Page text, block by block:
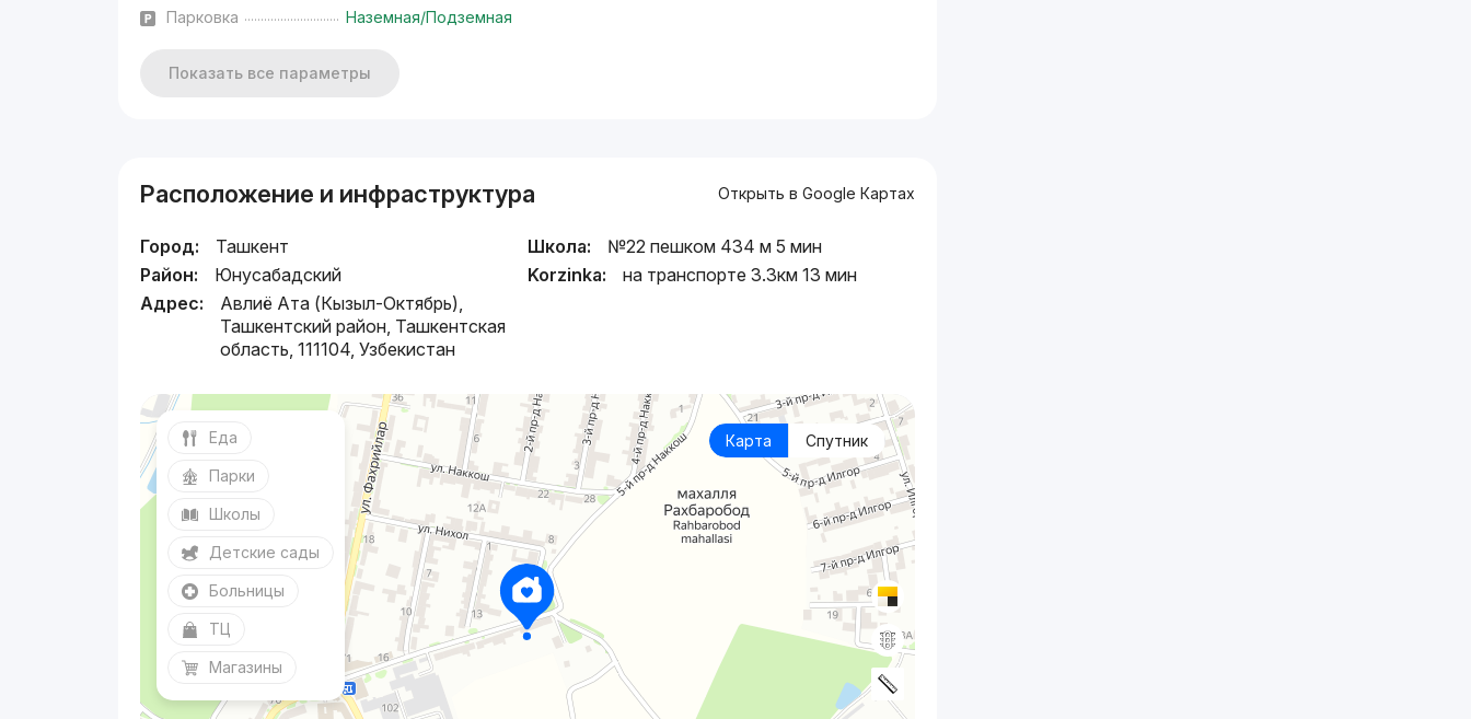
Парковка Наземная/Подземная
Показать все параметры
Расположение и инфраструктура Открыть в Google Картах
Город:
Ташкент
Район:
Юнусабадский
Адрес:
Авлиё Ата (Кызыл-Октябрь),
Ташкентский район, Ташкентская
область, 111104, Узбекистан
Школа:
№22 пешком 434 м 5 мин
Korzinka:
на транспорте 3.3км 13 мин
Карта Спутник
Еда
Парки
Школы
Детские сады
Больницы
ТЦ
Магазины